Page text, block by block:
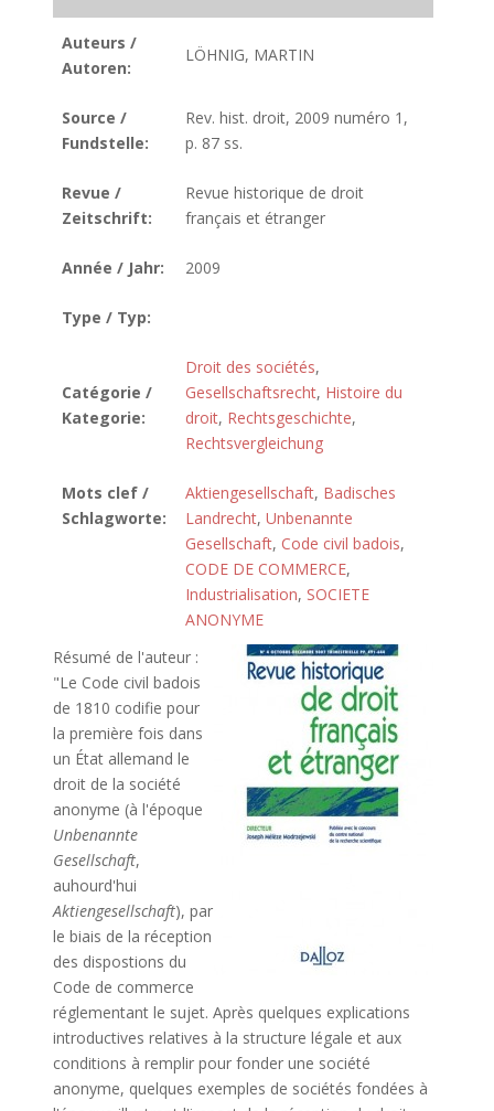
Auteurs /
Autoren:
LÖHNIG, MARTIN
Source /
Fundstelle:
Rev. hist. droit, 2009 numéro 1,
p. 87 ss.
Revue /
Zeitschrift:
Revue historique de droit
français et étranger
Année / Jahr: 2009
Type / Typ:
Catégorie /
Kategorie:
Droit des sociétés,
Gesellschaftsrecht, Histoire du
droit, Rechtsgeschichte,
Rechtsvergleichung
Mots clef /
Schlagworte:
Aktiengesellschaft, Badisches
Landrecht, Unbenannte
Gesellschaft, Code civil badois,
CODE DE COMMERCE,
Industrialisation, SOCIETE
ANONYME
Résumé de l'auteur :
"Le Code civil badois
de 1810 codifie pour
la première fois dans
un État allemand le
droit de la société
anonyme (à l'époque
Unbenannte
Gesellschaft,
auhourd'hui
Aktiengesellschaft), par
le biais de la réception
des dispostions du
Code de commerce
réglementant le sujet. Après quelques explications
introductives relatives à la structure légale et aux
conditions à remplir pour fonder une société
anonyme, quelques exemples de sociétés fondées à